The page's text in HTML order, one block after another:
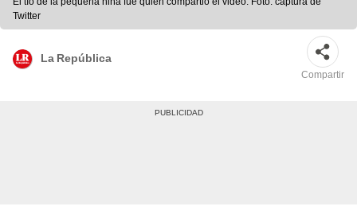
Twitter
La República
Compartir